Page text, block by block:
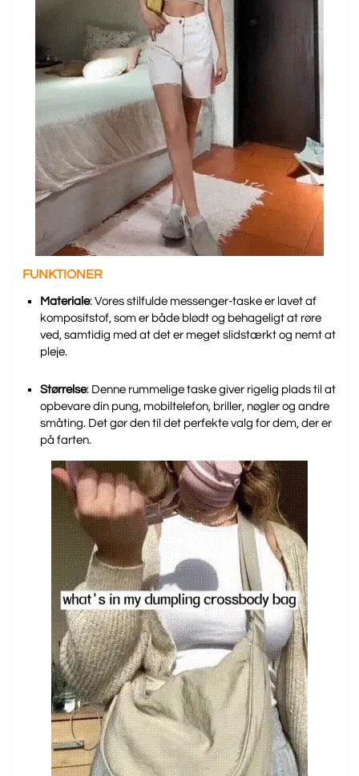
FUNKTIONER
Materiale: Vores stilfulde messenger-taske er lavet af
kompositstof, som er både blødt og behageligt at røre
ved, samtidig med at det er meget slidstærkt og nemt at
pleje.
Størrelse: Denne rummelige taske giver rigelig plads til at
opbevare din pung, mobiltelefon, briller, nøgler og andre
småting. Det gør den til det perfekte valg for dem, der er
på farten.